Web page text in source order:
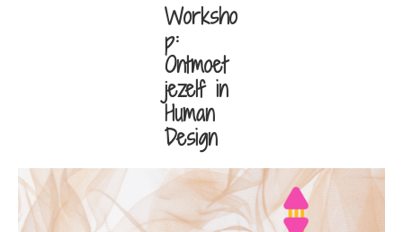
Worksho
p:
Ontmoet
jezelf in
Human
Design